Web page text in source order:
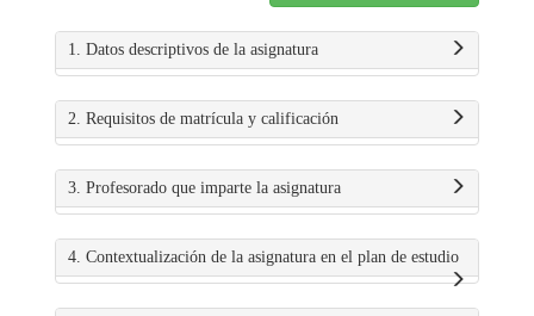
1. Datos descriptivos de la asignatura
2. Requisitos de matrícula y calificación
3. Profesorado que imparte la asignatura
4. Contextualización de la asignatura en el plan de estudio